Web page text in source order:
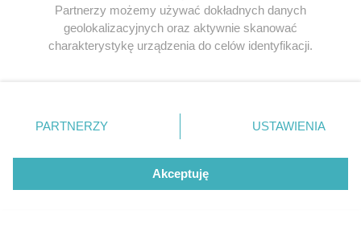
NAZWA*
Partnerzy możemy używać dokładnych danych
geolokalizacyjnych oraz aktywnie skanować
charakterystykę urządzenia do celów identyfikacji.
zmienić/wycofać klikając przycisk ustawień prywatności
znajdujący się w lewym dolnym rogu strony
. Niektóre
użytkownika, ale masz prawo sprzeciwić się takiemu
przetwarzaniu. Preferencje będą miały zastosowania tylko
PARTNERZY USTAWIENIA
Akceptuję